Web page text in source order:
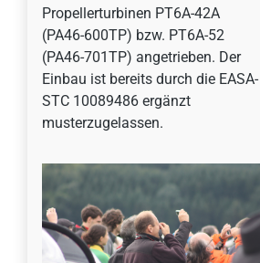
Propellerturbinen PT6A-42A
(PA46-600TP) bzw. PT6A-52
(PA46-701TP) angetrieben. Der
Einbau ist bereits durch die EASA-
STC 10089486 ergänzt
musterzugelassen.